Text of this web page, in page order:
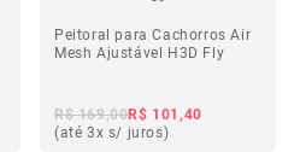
Peitoral para Cachorros Air
Mesh Ajustável H3D Fly
R$ 169,00R$ 101,40
(até 3x s/ juros)